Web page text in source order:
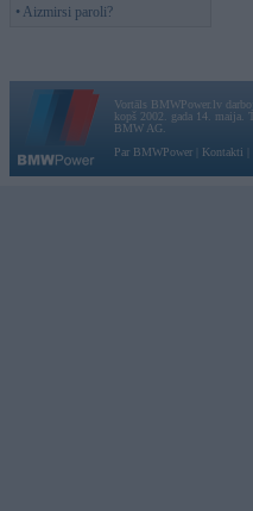
• Aizmirsi paroli?
Vortāls BMWPower.lv
kopš 2002. gada 14. maija.
BMW AG.
Par BMWPower
Kontakti